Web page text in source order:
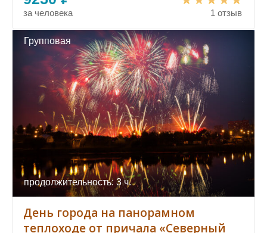
за человека 1 отзыв
Групповая
продолжительность: 3 ч.
День города на панорамном
теплоходе от причала «Северный